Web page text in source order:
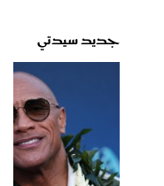
جديد سيدتي